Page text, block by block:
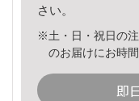
さい。
※土・日・祝日の
のお届けにお時
即